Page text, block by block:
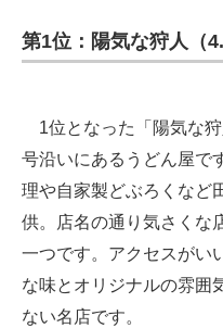
第1位：陽気な狩人（
1位となった「陽気な
号沿いにあるうどん屋で
理や自家製どぶろくなど
供。店名の通り気さくな
一つです。アクセスがい
な味とオリジナルの雰囲
ない名店です。